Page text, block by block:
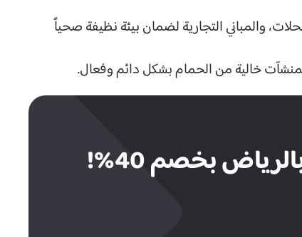
والمباني التجارية لضمان بيئة نظيفة صحياً
خالية من الحمام بشكل دائم وفعال.
بخصم 40%!